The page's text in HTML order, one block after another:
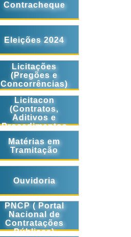
Contracheque
Eleições 2024
Licitações
(Pregões e
Concorrências)
Licitacon
(Contratos,
Aditivos e
Procedimentos
Matérias em
Tramitação
Ouvidoria
PNCP ( Portal
Nacional de
Contratações
Públicas)